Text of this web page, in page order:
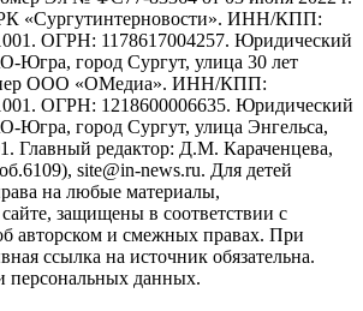
«Сургутинтерновости». ИНН/КПП:
ОГРН: 1178617004257. Юридический
Югра, город Сургут, улица 30 лет
ООО «ОМедиа». ИНН/КПП:
ОГРН: 1218600006635. Юридический
Югра, город Сургут, улица Энгельса,
Главный редактор: Д.М. Караченцева,
site@in-news.ru. Для детей
на любые материалы,
защищены в соответствии с
авторском и смежных правах. При
ссылка на источник обязательна.
персональных данных.